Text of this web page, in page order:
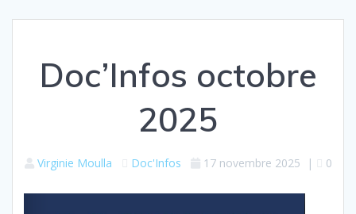
Doc’Infos octobre
2025
Virginie Moulla Doc'Infos 17 novembre 2025 | 0